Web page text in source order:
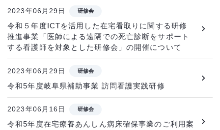
2023年06月29日 研修会
令和５年度ICTを活用した在宅看取りに関する研修
推進事業「医師による遠隔での死亡診断をサポート
する看護師を対象とした研修会」の開催について
2023年06月29日 研修会
令和5年度岐阜県補助事業 訪問看護実践研修
2023年06月16日 研修会
令和5年度在宅療養あんしん病床確保事業のご利用案